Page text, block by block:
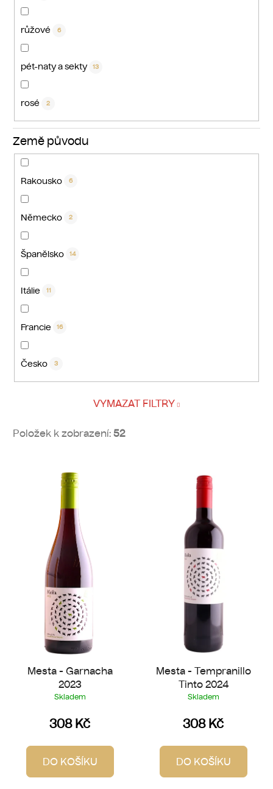
růžové 6
pét-naty a sekty 13
rosé 2
Země původu
Rakousko 6
Německo 2
Španělsko 14
Itálie 11
Francie 16
Česko 3
VYMAZAT FILTRY
Položek k zobrazení: 52
Mesta - Garnacha
2023
Skladem
308 Kč
DO KOŠÍKU
Mesta - Tempranillo
Tinto 2024
Skladem
308 Kč
DO KOŠÍKU